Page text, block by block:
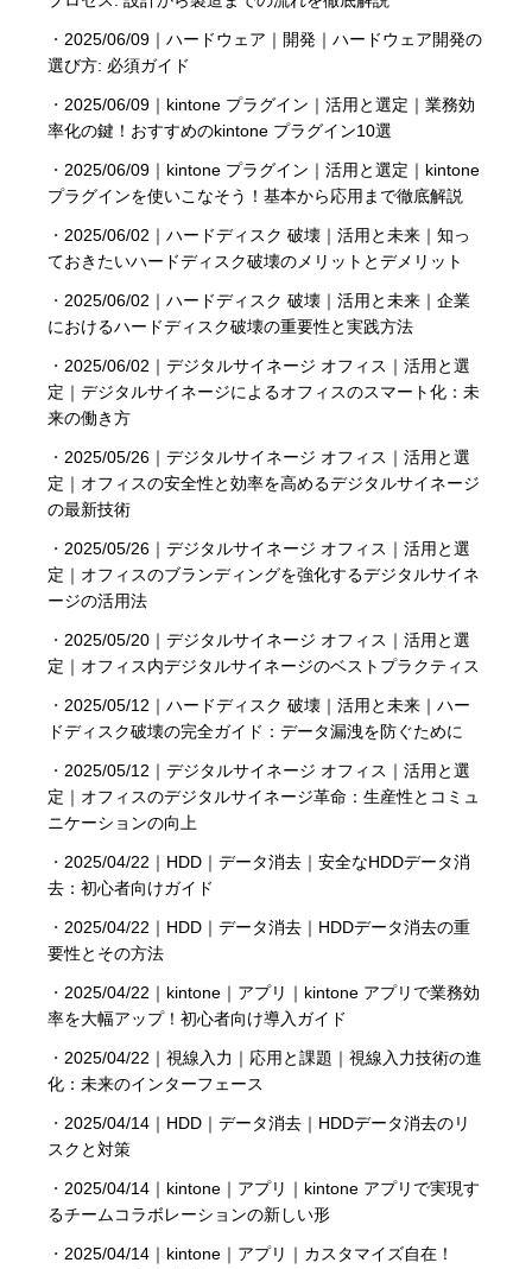
・ 2025/06/09｜ハードウェア｜開発｜ハードウェア開発の
選び方: 必須ガイド
・ 2025/06/09｜kintone プラグイン｜活用と選定｜業務効
率化の鍵！おすすめのkintone プラグイン10選
・ 2025/06/09｜kintone プラグイン｜活用と選定｜kintone
プラグインを使いこなそう！基本から応用まで徹底解説
・ 2025/06/02｜ハードディスク 破壊｜活用と未来｜知っ
ておきたいハードディスク破壊のメリットとデメリット
・ 2025/06/02｜ハードディスク 破壊｜活用と未来｜企業
におけるハードディスク破壊の重要性と実践方法
・ 2025/06/02｜デジタルサイネージ オフィス｜活用と選
定｜デジタルサイネージによるオフィスのスマート化：未
来の働き方
・ 2025/05/26｜デジタルサイネージ オフィス｜活用と選
定｜オフィスの安全性と効率を高めるデジタルサイネージ
の最新技術
・ 2025/05/26｜デジタルサイネージ オフィス｜活用と選
定｜オフィスのブランディングを強化するデジタルサイネ
ージの活用法
・ 2025/05/20｜デジタルサイネージ オフィス｜活用と選
定｜オフィス内デジタルサイネージのベストプラクティス
・ 2025/05/12｜ハードディスク 破壊｜活用と未来｜ハー
ドディスク破壊の完全ガイド：データ漏洩を防ぐために
・ 2025/05/12｜デジタルサイネージ オフィス｜活用と選
定｜オフィスのデジタルサイネージ革命：生産性とコミュ
ニケーションの向上
・ 2025/04/22｜HDD｜データ消去｜安全なHDDデータ消
去：初心者向けガイド
・ 2025/04/22｜HDD｜データ消去｜HDDデータ消去の重
要性とその方法
・ 2025/04/22｜kintone｜アプリ｜kintone アプリで業務効
率を大幅アップ！初心者向け導入ガイド
・ 2025/04/22｜視線入力｜応用と課題｜視線入力技術の進
化：未来のインターフェース
・ 2025/04/14｜HDD｜データ消去｜HDDデータ消去のリ
スクと対策
・ 2025/04/14｜kintone｜アプリ｜kintone アプリで実現す
るチームコラボレーションの新しい形
・ 2025/04/14｜kintone｜アプリ｜カスタマイズ自在！